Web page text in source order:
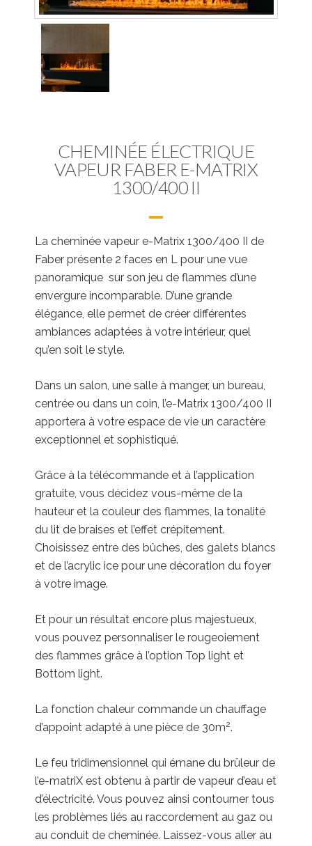
CHEMINÉE ÉLECTRIQUE
VAPEUR FABER E-MATRIX
1300/400 II
La cheminée vapeur e-Matrix 1300/400 II de
Faber présente 2 faces en L pour une vue
panoramique sur son jeu de flammes d’une
envergure incomparable. D’une grande
élégance, elle permet de créer différentes
ambiances adaptées à votre intérieur, quel
qu’en soit le style.
Dans un salon, une salle à manger, un bureau,
centrée ou dans un coin, l’e-Matrix 1300/400 II
apportera à votre espace de vie un caractère
exceptionnel et sophistiqué.
Grâce à la télécommande et à l’application
gratuite, vous décidez vous-même de la
hauteur et la couleur des flammes, la tonalité
du lit de braises et l’effet crépitement.
Choisissez entre des bûches, des galets blancs
et de l’acrylic ice pour une décoration du foyer
à votre image.
Et pour un résultat encore plus majestueux,
vous pouvez personnaliser le rougeoiement
des flammes grâce à l’option Top light et
Bottom light.
La fonction chaleur commande un chauffage
d’appoint adapté à une pièce de 30m2.
Le feu tridimensionnel qui émane du brûleur de
l’e-matriX est obtenu à partir de vapeur d’eau et
d’électricité. Vous pouvez ainsi contourner tous
les problèmes liés au raccordement au gaz ou
au conduit de cheminée. Laissez-vous aller au